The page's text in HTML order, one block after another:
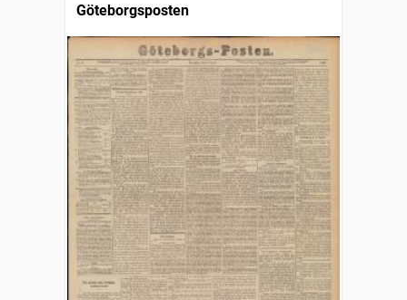
Göteborgsposten